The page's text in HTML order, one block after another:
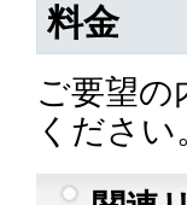
料金
ご要望
ください